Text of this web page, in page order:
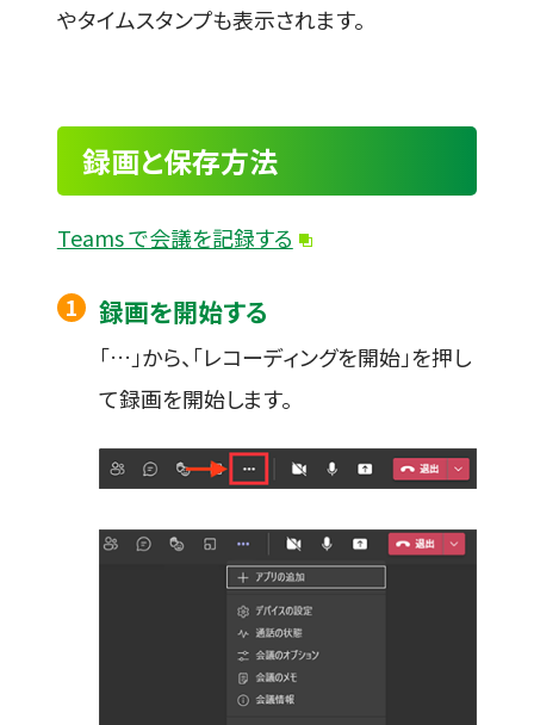
やタイムスタンプも表示されます。
録画と保存方法
Teams で会議を記録する
録画を開始する
「…」から、「レコーディングを開始」を押し
て録画を開始します。